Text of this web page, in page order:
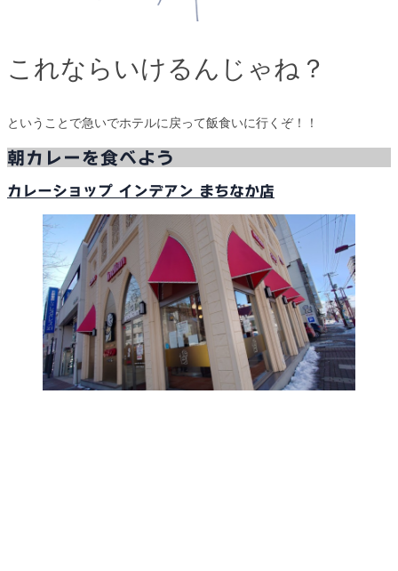
これならいけるんじゃね？
ということで急いでホテルに戻って飯食いに行くぞ！！
朝カレーを食べよう
カレーショップ インデアン まちなか店